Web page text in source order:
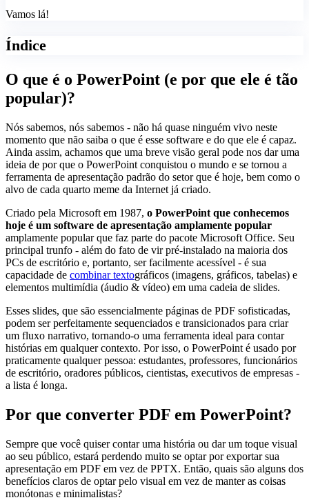
Vamos lá!
Índice
O que é o PowerPoint (e por que ele é tão
popular)?
Nós sabemos, nós sabemos - não há quase ninguém vivo neste
momento que não saiba o que é esse software e do que ele é capaz.
Ainda assim, achamos que uma breve visão geral pode nos dar uma
ideia de por que o PowerPoint conquistou o mundo e se tornou a
ferramenta de apresentação padrão do setor que é hoje, bem como o
alvo de cada quarto meme da Internet já criado.
Criado pela Microsoft em 1987, o PowerPoint que conhecemos
hoje é um software de apresentação amplamente popular
amplamente popular que faz parte do pacote Microsoft Office. Seu
principal trunfo - além do fato de vir pré-instalado na maioria dos
PCs de escritório e, portanto, ser facilmente acessível - é sua
capacidade de combinar textográficos (imagens, gráficos, tabelas) e
elementos multimídia (áudio & vídeo) em uma cadeia de slides.
Esses slides, que são essencialmente páginas de PDF sofisticadas,
podem ser perfeitamente sequenciados e transicionados para criar
um fluxo narrativo, tornando-o uma ferramenta ideal para contar
histórias em qualquer contexto. Por isso, o PowerPoint é usado por
praticamente qualquer pessoa: estudantes, professores, funcionários
de escritório, oradores públicos, cientistas, executivos de empresas -
a lista é longa.
Por que converter PDF em PowerPoint?
Sempre que você quiser contar uma história ou dar um toque visual
ao seu público, estará perdendo muito se optar por exportar sua
apresentação em PDF em vez de PPTX. Então, quais são alguns dos
benefícios claros de optar pelo visual em vez de manter as coisas
monótonas e minimalistas?